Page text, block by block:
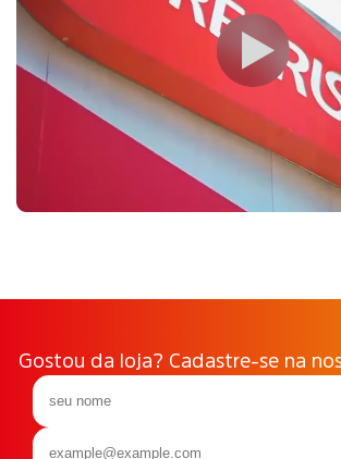
Gostou da loja? Cadastre-se na